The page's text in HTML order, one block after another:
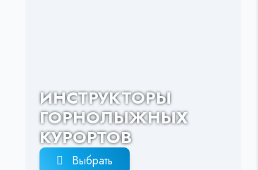
ИНСТРУКТОРЫ
ГОРНОЛЫЖНЫХ
КУРОРТОВ
Выбрать